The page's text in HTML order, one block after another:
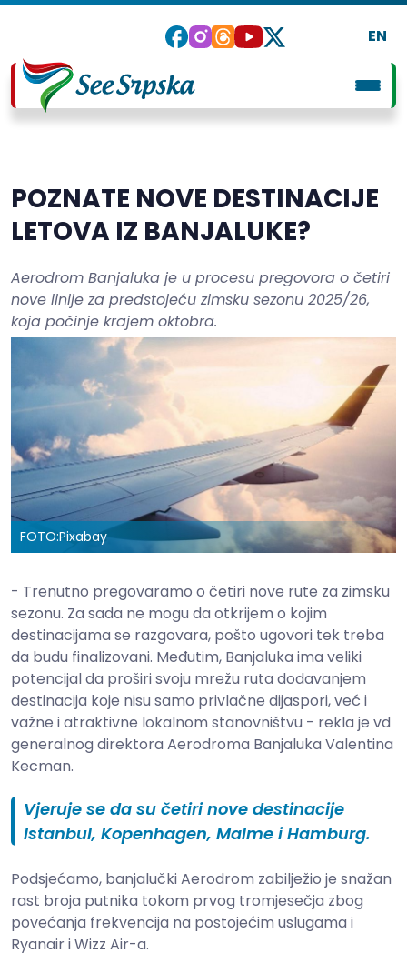
EN
POZNATE NOVE DESTINACIJE
LETOVA IZ BANJALUKE?
Aerodrom Banjaluka je u procesu pregovora o četiri
nove linije za predstojeću zimsku sezonu 2025/26,
koja počinje krajem oktobra.
FOTO:Pixabay
- Trenutno pregovaramo o četiri nove rute za zimsku
sezonu. Za sada ne mogu da otkrijem o kojim
destinacijama se razgovara, pošto ugovori tek treba
da budu finalizovani. Međutim, Banjaluka ima veliki
potencijal da proširi svoju mrežu ruta dodavanjem
destinacija koje nisu samo privlačne dijaspori, već i
važne i atraktivne lokalnom stanovništvu - rekla je vd
generalnog direktora Aerodroma Banjaluka Valentina
Kecman.
Vjeruje se da su četiri nove destinacije
Istanbul, Kopenhagen, Malme i Hamburg.
Podsjećamo, banjalučki Aerodrom zabilježio je snažan
rast broja putnika tokom prvog tromjesečja zbog
povećanja frekvencija na postojećim uslugama i
Ryanair i Wizz Air-a.